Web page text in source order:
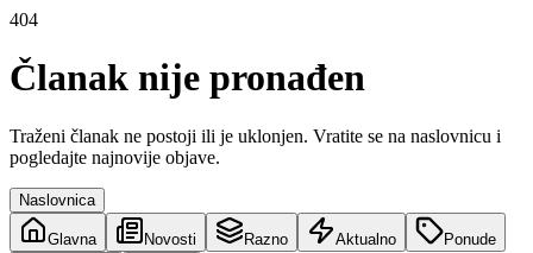
404
Članak nije pronađen
Traženi članak ne postoji ili je uklonjen. Vratite se na naslovnicu i
pogledajte najnovije objave.
Naslovnica
Glavna Novosti Razno Aktualno Ponude